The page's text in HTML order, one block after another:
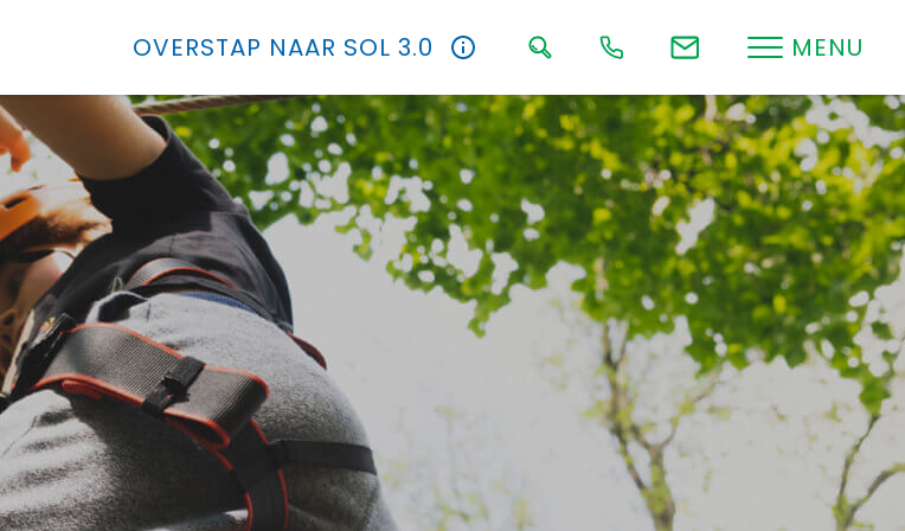
OVERSTAP NAAR SOL 3.0 MENU